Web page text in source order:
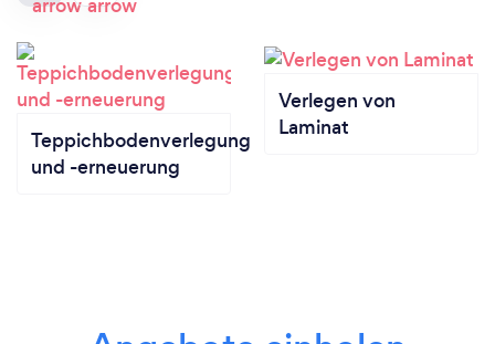
Teppichbodenverlegung
und -erneuerung
Verlegen von
Laminat